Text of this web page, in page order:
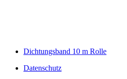
Dichtungsband 10 m Rolle
Datenschutz